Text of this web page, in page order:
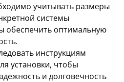
учитывать размеры
системы
обеспечить оптимальную
инструкциям
установки, чтобы
и долговечность